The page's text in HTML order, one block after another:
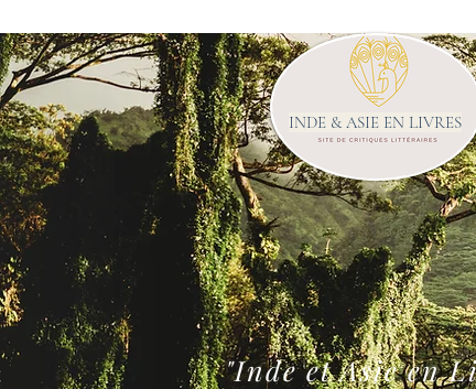
INDE & ASIE EN LIVRES
"Inde et Asie en